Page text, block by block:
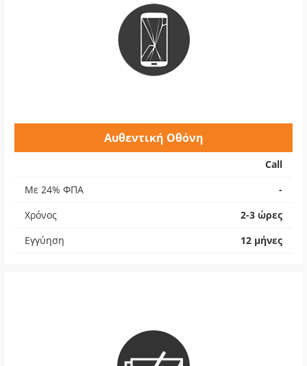
Αυθεντική Οθόνη
Call
Με 24% ΦΠΑ
-
Χρόνος
2-3 ώρες
Εγγύηση
12 μήνες